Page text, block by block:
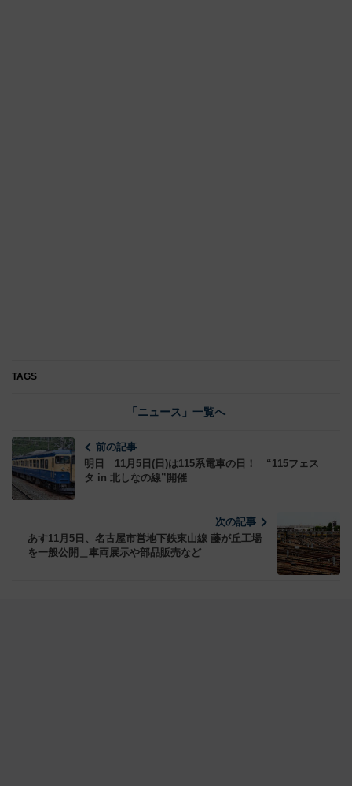
TAGS
「ニュース」一覧へ
前の記事
明日 11月5日(日)は115系電車の日！ “115フェス
タ in 北しなの線”開催
次の記事
あす11月5日、名古屋市営地下鉄東山線 藤が丘工場
を一般公開＿車両展示や部品販売など